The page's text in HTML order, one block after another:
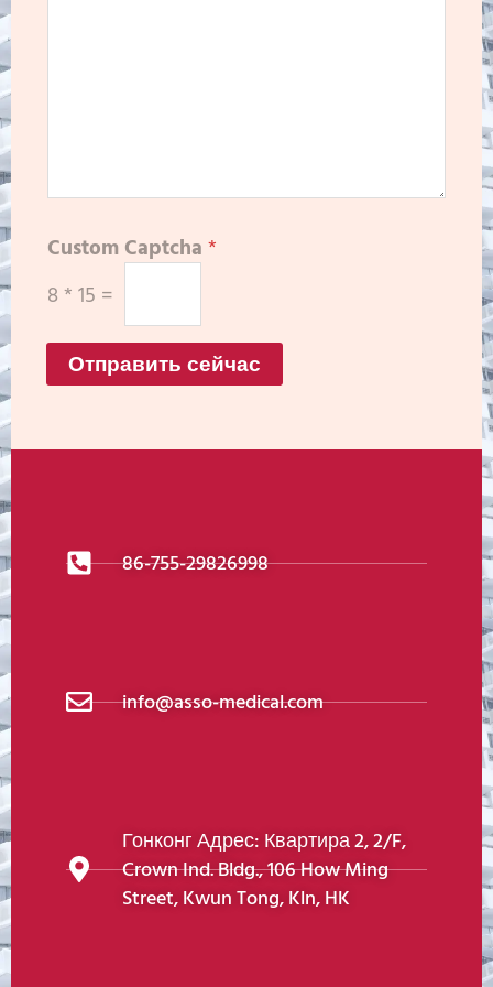
Custom Captcha *
8 * 15 =
Отправить сейчас
86-755-29826998
info@asso-medical.com
Гонконг Адрес: Квартира 2, 2/F,
Crown Ind. Bldg., 106 How Ming
Street, Kwun Tong, Kln, HK